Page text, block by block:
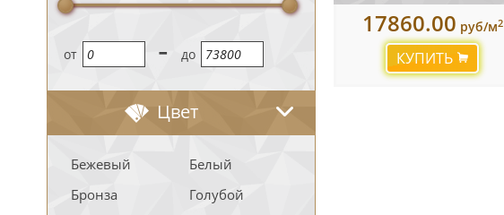
oт - до
Цвет
Бежевый
Белый
Бронза
Голубой
17860.00 руб/м2
КУПИТЬ